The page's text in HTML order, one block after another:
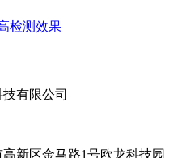
检测效果
有限公司
新区金马路1号欧龙科技园